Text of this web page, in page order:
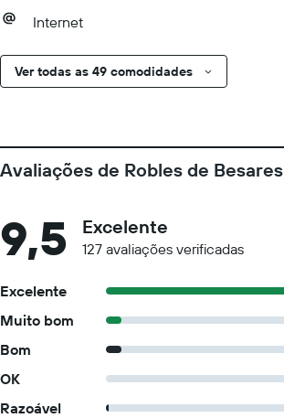
Internet
Ver todas as 49 comodidades
Avaliações de Robles de Besares
9,5 Excelente
127 avaliações verificadas
Excelente
Muito bom
Bom
OK
Razoável